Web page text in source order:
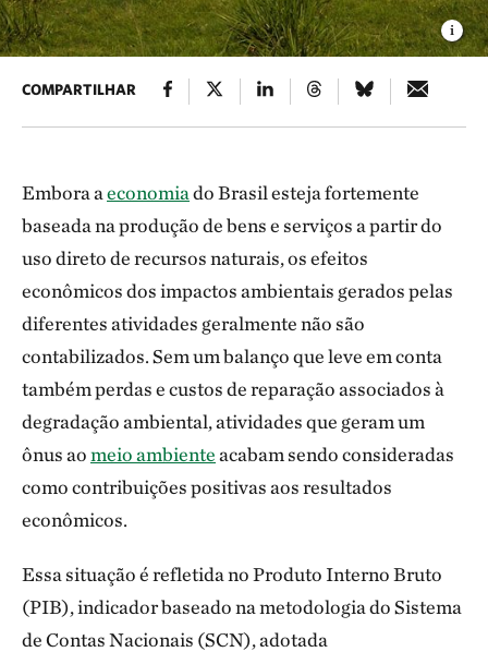
COMPARTILHAR
Embora aeconomiado Brasil esteja fortemente
baseada na produção de bens e serviços a partir do
uso direto de recursos naturais, os efeitos
econômicos dos impactos ambientais gerados pelas
diferentes atividades geralmente não são
contabilizados. Sem um balanço que leve em conta
também perdas e custos de reparação associados à
degradação ambiental, atividades que geram um
ônus aomeio ambienteacabam sendo consideradas
como contribuições positivas aos resultados
econômicos.
Essa situação é refletida no Produto Interno Bruto
(PIB), indicador baseado na metodologia do Sistema
de Contas Nacionais (SCN), adotada